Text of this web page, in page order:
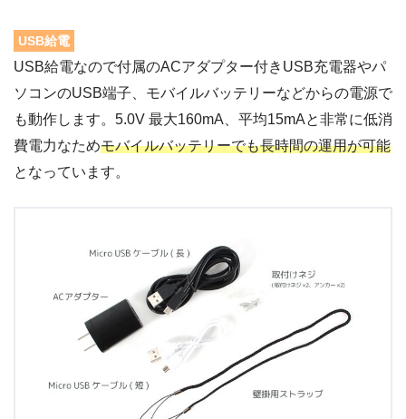
USB給電
USB給電なので付属のACアダプター付きUSB充電器やパ
ソコンのUSB端子、モバイルバッテリーなどからの電源で
も動作します。5.0V 最大160mA、平均15mAと非常に低消
費電力なためモバイルバッテリーでも長時間の運用が可能
となっています。